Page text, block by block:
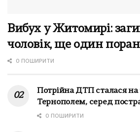
Вибух у Житомирі:
чоловік, ще один
0 ПОШИРИТИ
Потрійна ДТП сталася на
Тернополем, серед
0 ПОШИРИТИ